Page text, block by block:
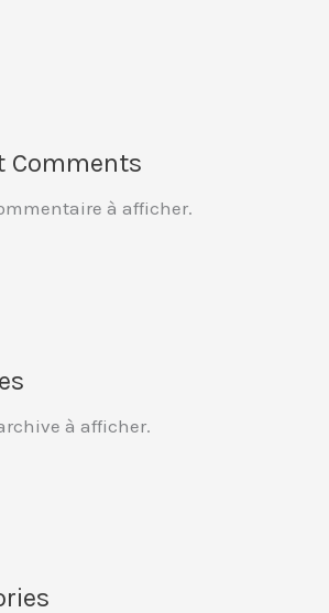
Comments
à afficher.
à afficher.